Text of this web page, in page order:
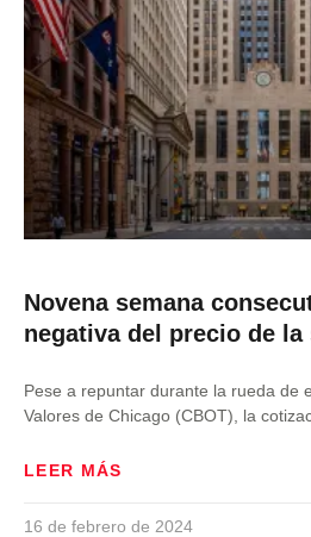
Novena semana
negativa del precio de la
Pese a repuntar durante la rueda de
Valores de Chicago (CBOT), la
LEER MÁS
16 de febrero de 2024